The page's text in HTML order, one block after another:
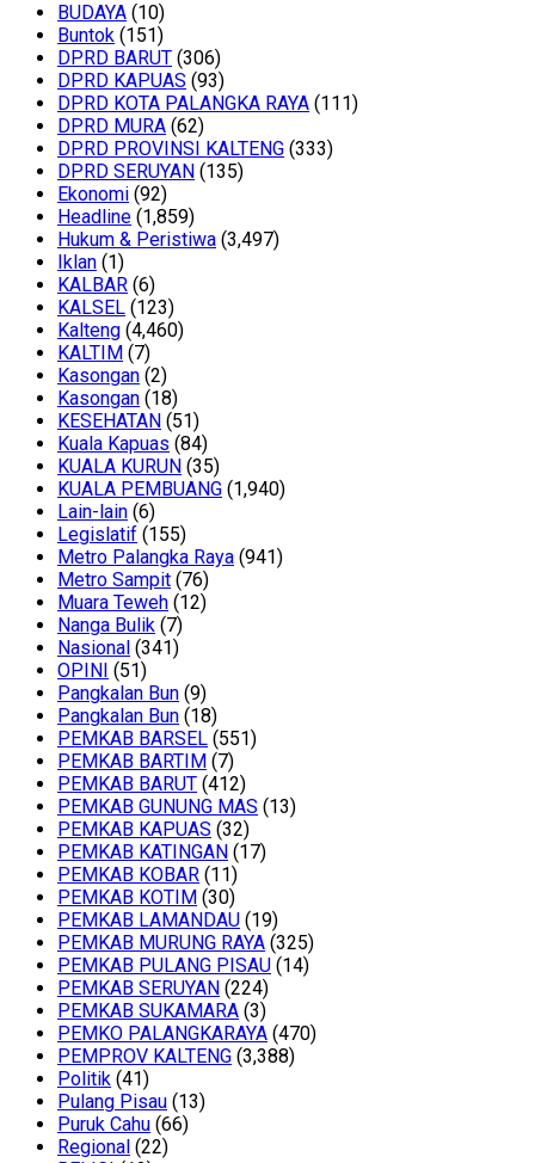
BUDAYA (10)
Buntok (151)
DPRD BARUT (306)
DPRD KAPUAS (93)
DPRD KOTA PALANGKA RAYA (111)
DPRD MURA (62)
DPRD PROVINSI KALTENG (333)
DPRD SERUYAN (135)
Ekonomi (92)
Headline (1,859)
Hukum & Peristiwa (3,497)
Iklan (1)
KALBAR (6)
KALSEL (123)
Kalteng (4,460)
KALTIM (7)
Kasongan (2)
Kasongan (18)
KESEHATAN (51)
Kuala Kapuas (84)
KUALA KURUN (35)
KUALA PEMBUANG (1,940)
Lain-lain (6)
Legislatif (155)
Metro Palangka Raya (941)
Metro Sampit (76)
Muara Teweh (12)
Nanga Bulik (7)
Nasional (341)
OPINI (51)
Pangkalan Bun (9)
Pangkalan Bun (18)
PEMKAB BARSEL (551)
PEMKAB BARTIM (7)
PEMKAB BARUT (412)
PEMKAB GUNUNG MAS (13)
PEMKAB KAPUAS (32)
PEMKAB KATINGAN (17)
PEMKAB KOBAR (11)
PEMKAB KOTIM (30)
PEMKAB LAMANDAU (19)
PEMKAB MURUNG RAYA (325)
PEMKAB PULANG PISAU (14)
PEMKAB SERUYAN (224)
PEMKAB SUKAMARA (3)
PEMKO PALANGKARAYA (470)
PEMPROV KALTENG (3,388)
Politik (41)
Pulang Pisau (13)
Puruk Cahu (66)
Regional (22)